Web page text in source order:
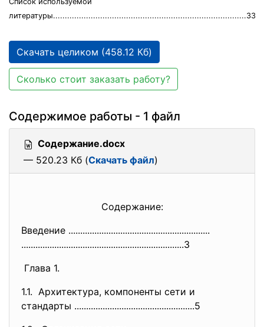
литературы..................................................................................33
Скачать целиком (458.12 Кб)
Сколько стоит заказать работу?
Содержимое работы - 1 файл
Содержание.docx
— 520.23 Кб (Скачать файл)
Содержание:
Введение ............................................................
.....................................................................3
Глава 1.
1.1. Архитектура, компоненты сети и
стандарты ...................................................5